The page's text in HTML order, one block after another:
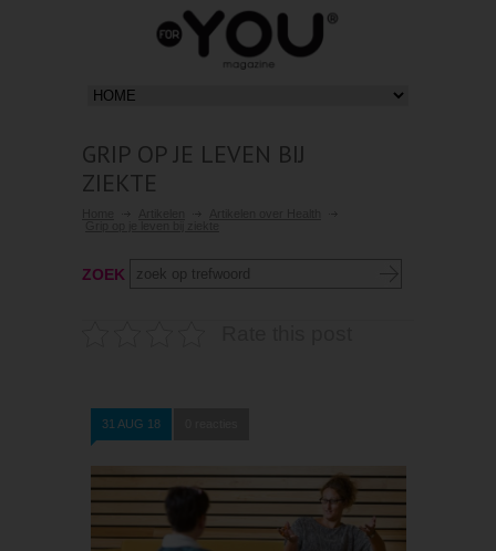
GRIP OP JE LEVEN BIJ
ZIEKTE
ZOEK
31 AUG 18